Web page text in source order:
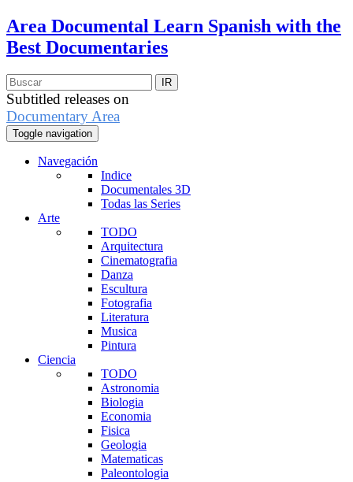
Area Documental Learn Spanish with the
Best Documentaries
Subtitled releases on
Documentary Area
Toggle navigation
Navegación
Indice
Documentales 3D
Todas las Series
Arte
TODO
Arquitectura
Cinematografia
Danza
Escultura
Fotografia
Literatura
Musica
Pintura
Ciencia
TODO
Astronomia
Biologia
Economia
Fisica
Geologia
Matematicas
Paleontologia